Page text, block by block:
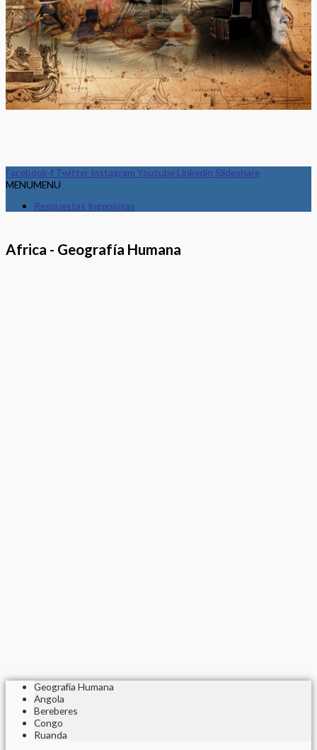
Facebook-f Twitter Instagram Youtube Linkedin Slideshare
MENUMENU
Respuestas Ingeniosas
Africa - Geografía Humana
Geografía Humana
Angola
Bereberes
Congo
Ruanda